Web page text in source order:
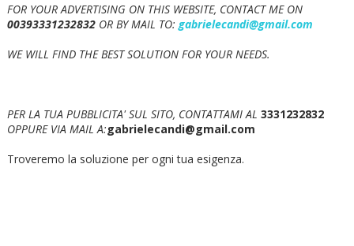
FOR YOUR ADVERTISING ON THIS WEBSITE, CONTACT ME ON
00393331232832OR BY MAIL TO:gabrielecandi@gmail.com
WE WILL FIND THE BEST SOLUTION FOR YOUR NEEDS.
PER LA TUA PUBBLICITA' SUL SITO, CONTATTAMI AL 3331232832
OPPURE VIA MAIL A:gabrielecandi@gmail.com
Troveremo la soluzione per ogni tua esigenza.